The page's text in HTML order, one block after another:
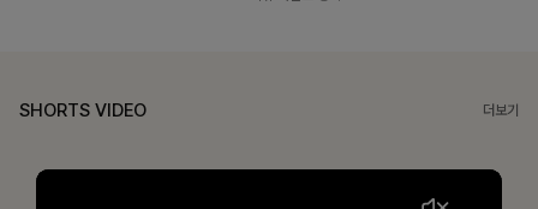
SHORTS VIDEO 더보기